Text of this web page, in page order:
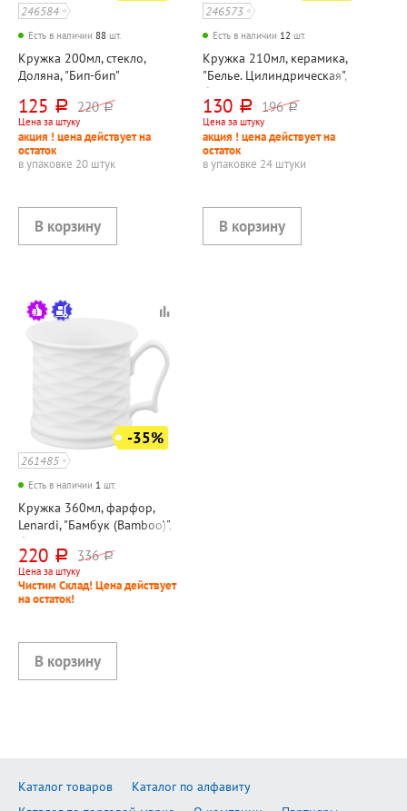
246584
Есть в наличии 88 шт.
Кружка 200мл, стекло,
Доляна, "Бип-бип"
125 руб. 220 руб.
Цена за штуку
акция ! цена действует на
остаток
в упаковке 20 штук
246573
Есть в наличии 12 шт.
Кружка 210мл, керамика,
"Белье. Цилиндрическая",
без ручки
130 руб. 196 руб.
Цена за штуку
акция ! цена действует на
остаток
в упаковке 24 штуки
-35%
261485
Есть в наличии 1 шт.
Кружка 360мл, фарфор,
Lenardi, "Бамбук (Bamboo)",
белая, в подарочной
упаковке
220 руб. 336 руб.
Цена за штуку
Чистим Склад! Цена действует
на остаток!
Каталог товаров
Каталог по алфавиту